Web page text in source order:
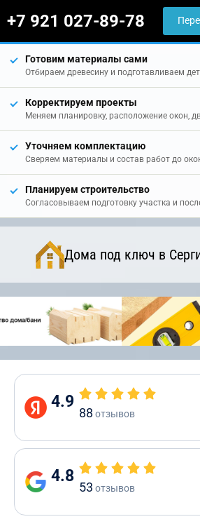
+7 921 027-89-78
Готовим материалы сами
Отбираем древесину и подготавливаем
Корректируем проекты
Меняем планировку, расположение окон,
Уточняем комплектацию
Сверяем материалы и состав работ до
Планируем строительство
Согласовываем подготовку участка и
Дома под ключ в
4.9
88 отзывов
4.8
53 отзывов